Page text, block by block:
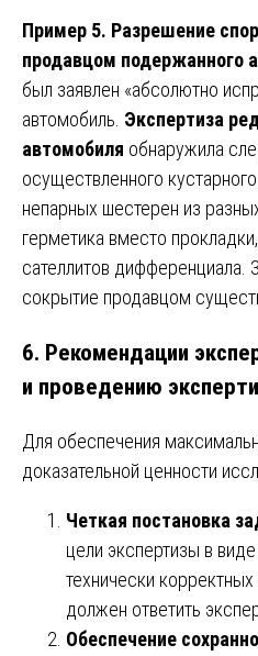
Пример 5. Разрешение
продавцом подержанного
был заявлен «абсолютно
автомобиль. Экспертиза
автомобиля обнаружила
осуществленного
непарных шестерен из
герметика вместо
сателлитов дифференциала.
сокрытие продавцом
6. Рекомендации
и проведению
Для обеспечения
доказательной ценности
Четкая постановка
цели экспертизы в
технически
должен ответить
Обеспечение